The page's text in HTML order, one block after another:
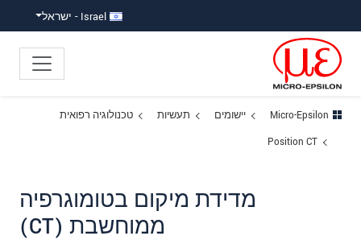
Israel - ישראל
Micro-Epsilon יישומים תעשיות
טכנולוגיה רפואית
Position CT
מדידת מיקום בטומוגרפיה
ממוחשבת (CT)